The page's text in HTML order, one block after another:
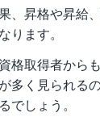
、昇格や昇給
ります。
格取得者からも
多く見られる
でしょう。